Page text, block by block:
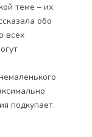
теме – их
обо
всех
подкупает.